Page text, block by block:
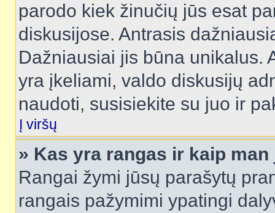
parodo kiek žinučių jūs esat
diskusijose. Antrasis
Dažniausiai jis būna unikalus.
yra įkeliami, valdo diskusijų
naudoti, susisiekite su juo ir
Į viršų
» Kas yra rangas ir kaip
Rangai žymi jūsų parašytų
rangais pažymimi ypatingi